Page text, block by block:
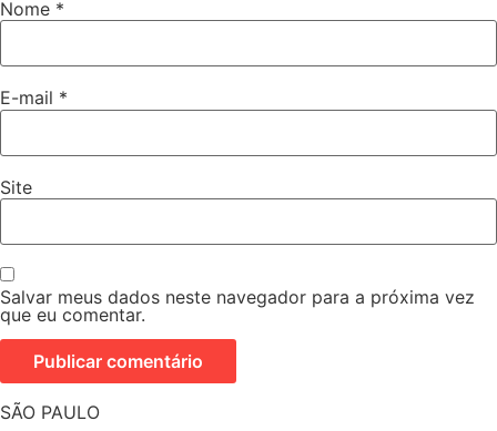
Nome *
E-mail *
Site
Salvar meus dados neste navegador para a próxima vez
que eu comentar.
SÃO PAULO